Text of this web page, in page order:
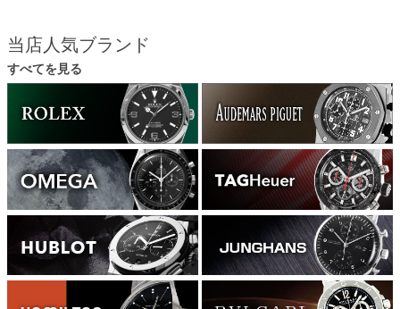
当店人気ブランド
すべてを見る